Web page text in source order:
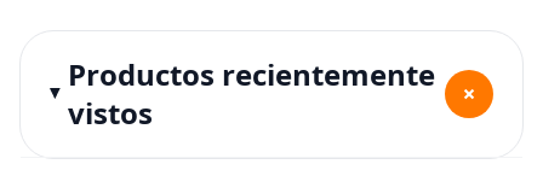
Productos recientemente
vistos
+